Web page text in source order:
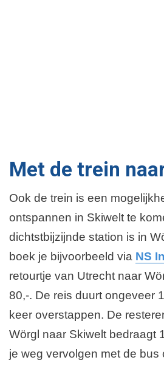
Met de trein
Ook de trein is een
ontspannen in Skiwelt te
dichtstbijzijnde station is in
boek je bijvoorbeeld via NS
retourtje van Utrecht naar
80,-. De reis duurt ongeveer
keer overstappen. De
Wörgl naar Skiwelt bedraagt
je weg vervolgen met de bus